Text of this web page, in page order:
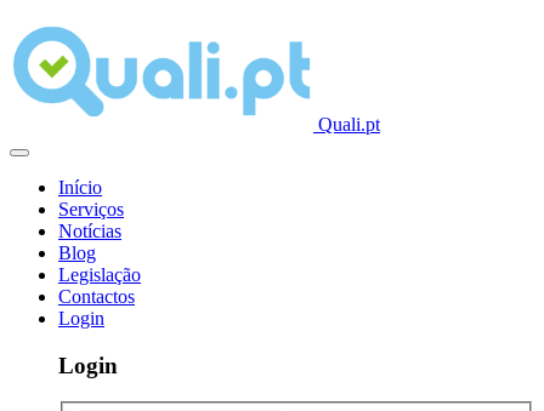
Quali.pt
Início
Serviços
Notícias
Blog
Legislação
Contactos
Login
Login